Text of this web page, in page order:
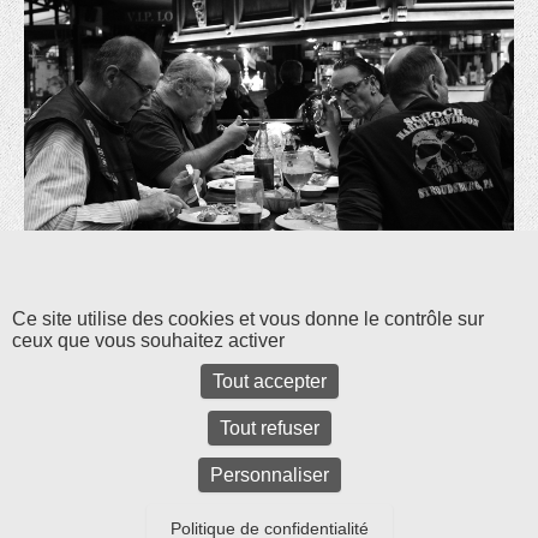
Les commentaires et les rétroliens sont fermés pour l'instant.
Ce site utilise des cookies et vous donne le contrôle sur
ceux que vous souhaitez activer
Tout accepter
Tout refuser
Personnaliser
Politique de confidentialité